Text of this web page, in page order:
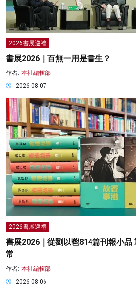
2026書展巡禮
書展2026｜百無一用是書生？
作者: 本社編輯部
2026-08-07
2026書展巡禮
書展2026｜從劉以鬯814篇刊報小品
常
作者: 本社編輯部
2026-08-06